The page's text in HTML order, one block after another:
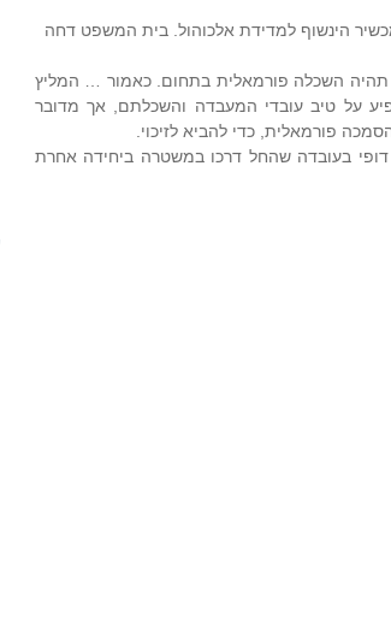
הינשוף למדידת אלכוהול. בית המשפט דחה
השכלה פורמאלית בתחום. כאמור … המליץ
על טיב עובדי המעבדה והשכלתם, אך מדובר
פורמאלית, כדי להביא לזיכוי.
ולא מצאתי דופי בעובדה שהחל דרכו במשטרה ביחידה אחרת